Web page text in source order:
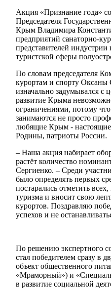
Акция «Признание года»
Председателя
Крым Владимира
предприятий санаторно-
представителей индустрии
туристской сферы
По словам председателя
курортам и спорту Оксаны
изначально задумывался с
развитие Крыма
ограничениями, потому
занимаются не просто
любящие Крым - настоящие
Родины, патриоты России.
– Наша акция набирает
растёт количество
Сергиенко. – Среди
было определять первых
постарались отметить
туризма и вносит свою
курортов. Поздравляю
успехов и не
По решению экспертного
стал победителем сразу в
объект общественного
«Мраморный») и
в развитие социальной